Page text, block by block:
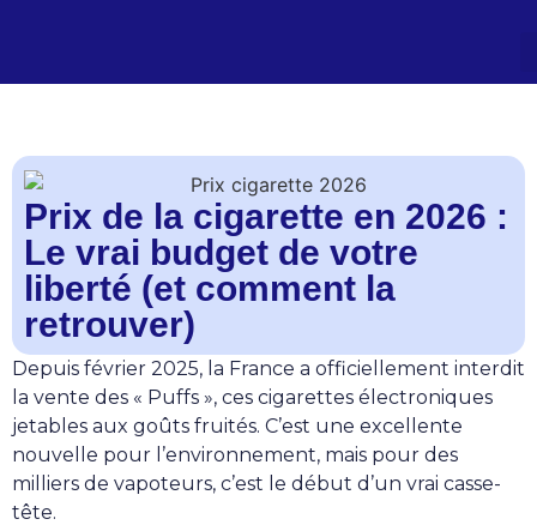
Prix de la cigarette en 2026 :
Le vrai budget de votre
liberté (et comment la
retrouver)
Depuis février 2025, la France a officiellement interdit
la vente des « Puffs », ces cigarettes électroniques
jetables aux goûts fruités. C’est une excellente
nouvelle pour l’environnement, mais pour des
milliers de vapoteurs, c’est le début d’un vrai casse-
tête.